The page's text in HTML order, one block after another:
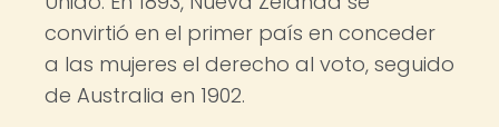
convirtió en el primer país en conceder
a las mujeres el derecho al voto, seguido
de Australia en 1902.